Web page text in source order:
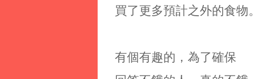
買了更多預計之外的食物。
有個有趣的，為了確保